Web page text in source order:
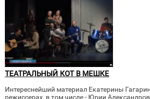
ТЕАТРАЛЬНЫЙ КОТ В МЕШКЕ
Интереснейший материал Екатерины
режиссерах, в том числе - Юрии